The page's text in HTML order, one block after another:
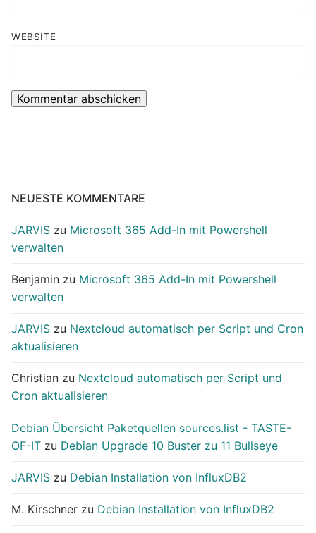
WEBSITE
NEUESTE KOMMENTARE
JARVIS zu Microsoft 365 Add-In mit Powershell
verwalten
Benjamin zu Microsoft 365 Add-In mit Powershell
verwalten
JARVIS zu Nextcloud automatisch per Script und Cron
aktualisieren
Christian zu Nextcloud automatisch per Script und
Cron aktualisieren
Debian Übersicht Paketquellen sources.list - TASTE-
OF-IT zu Debian Upgrade 10 Buster zu 11 Bullseye
JARVIS zu Debian Installation von InfluxDB2
M. Kirschner zu Debian Installation von InfluxDB2